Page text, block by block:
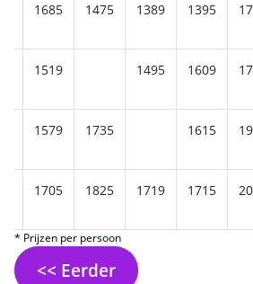
1685 1475 1389 1395
1519 1495 1609
1579 1735 1615
1705 1825 1719 1715
* Prijzen per persoon
<< Eerder